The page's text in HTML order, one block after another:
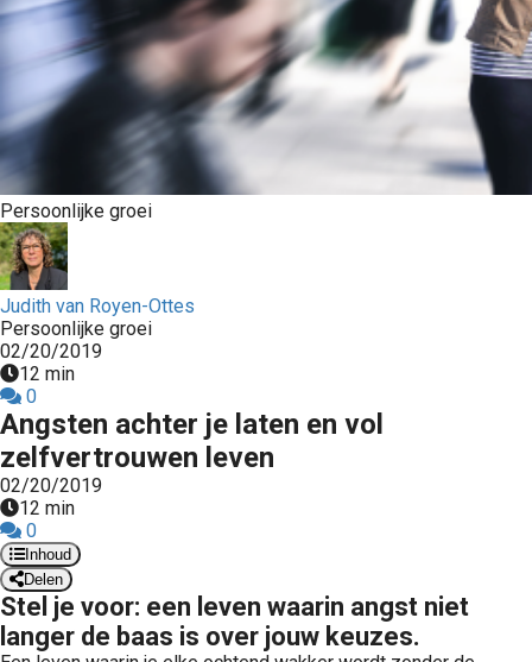
Persoonlijke groei
Judith van Royen-Ottes
Persoonlijke groei
02/20/2019
12 min
0
Angsten achter je laten en vol
zelfvertrouwen leven
02/20/2019
12 min
0
Inhoud
Delen
Stel je voor: een leven waarin angst niet
langer de baas is over jouw keuzes.